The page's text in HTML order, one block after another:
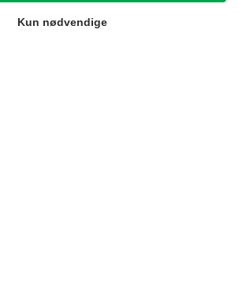
32
Kun nødvendige